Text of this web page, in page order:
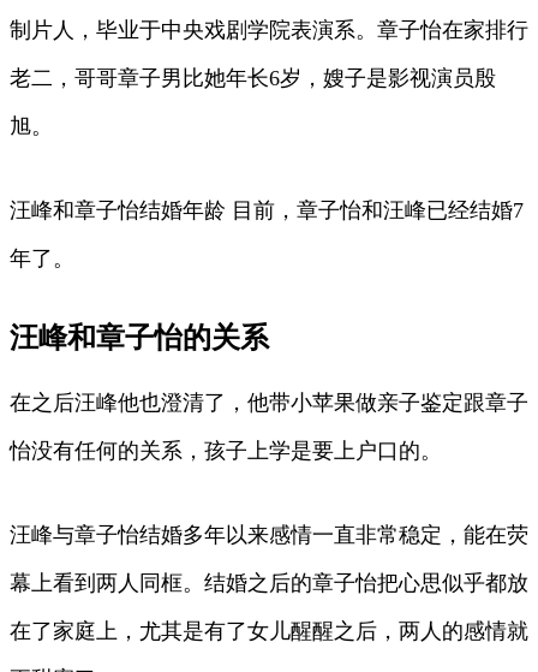
制片人，毕业于中央戏剧学院表演系。章子怡在家排行
老二，哥哥章子男比她年长6岁，嫂子是影视演员殷
旭。
汪峰和章子怡结婚年龄 目前，章子怡和汪峰已经结婚7
年了。
汪峰和章子怡的关系
在之后汪峰他也澄清了，他带小苹果做亲子鉴定跟章子
怡没有任何的关系，孩子上学是要上户口的。
汪峰与章子怡结婚多年以来感情一直非常稳定，能在荧
幕上看到两人同框。结婚之后的章子怡把心思似乎都放
在了家庭上，尤其是有了女儿醒醒之后，两人的感情就